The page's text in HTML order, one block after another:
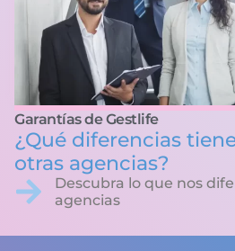
Garantías de Gestlife
¿Qué diferencias
otras agencias?
Descubra lo que nos
agencias